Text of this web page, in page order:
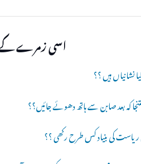
اسی زمرے کے
نشانیاں ہیں ؟؟
کی بنیاد کس طرح رکھی ؟؟